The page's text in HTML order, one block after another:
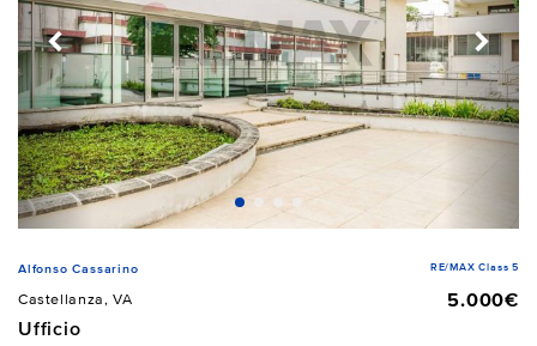
Alfonso Cassarino RE/MAX Class 5
Castellanza, VA
5.000€
Ufficio